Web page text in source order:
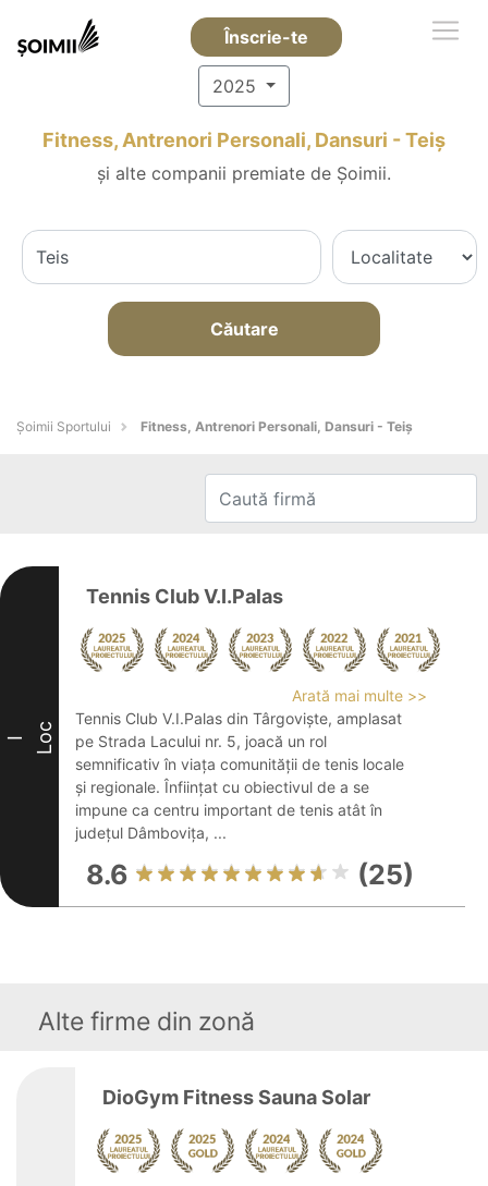
Înscrie-te
2025
Fitness, Antrenori Personali, Dansuri - Teiş
și alte companii premiate de Șoimii.
Căutare
Șoimii Sportului Fitness, Antrenori Personali, Dansuri - Teiş
I Loc
Tennis Club V.I.Palas
Arată mai multe >>
Tennis Club V.I.Palas din Târgoviște, amplasat
pe Strada Lacului nr. 5, joacă un rol
semnificativ în viața comunității de tenis locale
și regionale. Înființat cu obiectivul de a se
impune ca centru important de tenis atât în
județul Dâmbovița, ...
8.6 (25)
Alte firme din zonă
DioGym Fitness Sauna Solar